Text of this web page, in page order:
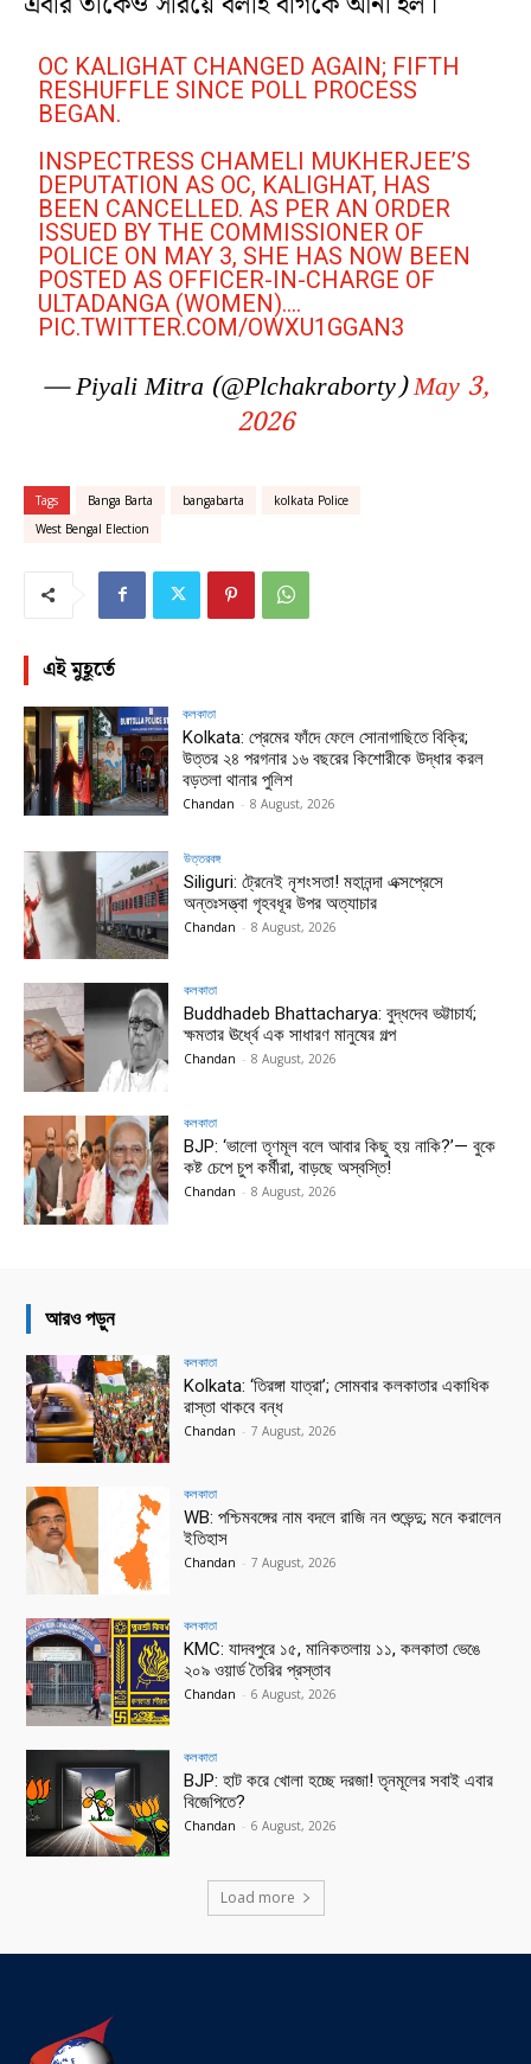
OC KALIGHAT CHANGED AGAIN; FIFTH
RESHUFFLE SINCE POLL PROCESS
BEGAN.
INSPECTRESS CHAMELI MUKHERJEE’S
DEPUTATION AS OC, KALIGHAT, HAS
BEEN CANCELLED. AS PER AN ORDER
ISSUED BY THE COMMISSIONER OF
POLICE ON MAY 3, SHE HAS NOW BEEN
POSTED AS OFFICER-IN-CHARGE OF
ULTADANGA (WOMEN).…
PIC.TWITTER.COM/OWXU1GGAN3
— Piyali Mitra (@Plchakraborty)May 3,
2026
Tags Banga Barta bangabarta
kolkata Police
West Bengal Election
এই মুহূর্তে
কলকাতা
Kolkata: প্রেমের ফাঁদে ফেলে সোনাগাছিতে বিক্রি;
উত্তর ২৪ পরগনার ১৬ বছরের কিশোরীকে উদ্ধার করল
বড়তলা থানার পুলিশ
Chandan - 8 August, 2026
উত্তরবঙ্গ
Siliguri: ট্রেনেই নৃশংসতা! মহানন্দা এক্সপ্রেসে
অন্তঃসত্ত্বা গৃহবধূর উপর অত্যাচার
Chandan - 8 August, 2026
কলকাতা
Buddhadeb Bhattacharya: বুদ্ধদেব ভট্টাচার্য;
ক্ষমতার ঊর্ধ্বে এক সাধারণ মানুষের গল্প
Chandan - 8 August, 2026
কলকাতা
BJP: ‘ভালো তৃণমূল বলে আবার কিছু হয় নাকি?’— বুকে
কষ্ট চেপে চুপ কর্মীরা, বাড়ছে অস্বস্তি!
Chandan - 8 August, 2026
আরও পড়ুন
কলকাতা
Kolkata: ‘তিরঙ্গা যাত্রা’; সোমবার কলকাতার একাধিক
রাস্তা থাকবে বন্ধ
Chandan - 7 August, 2026
কলকাতা
WB: পশ্চিমবঙ্গের নাম বদলে রাজি নন শুভেন্দু; মনে করালেন
ইতিহাস
Chandan - 7 August, 2026
কলকাতা
KMC: যাদবপুরে ১৫, মানিকতলায় ১১, কলকাতা ভেঙে
২০৯ ওয়ার্ড তৈরির প্রস্তাব
Chandan - 6 August, 2026
কলকাতা
BJP: হাট করে খোলা হচ্ছে দরজা! তৃনমূলের সবাই এবার
বিজেপিতে?
Chandan - 6 August, 2026
Load more